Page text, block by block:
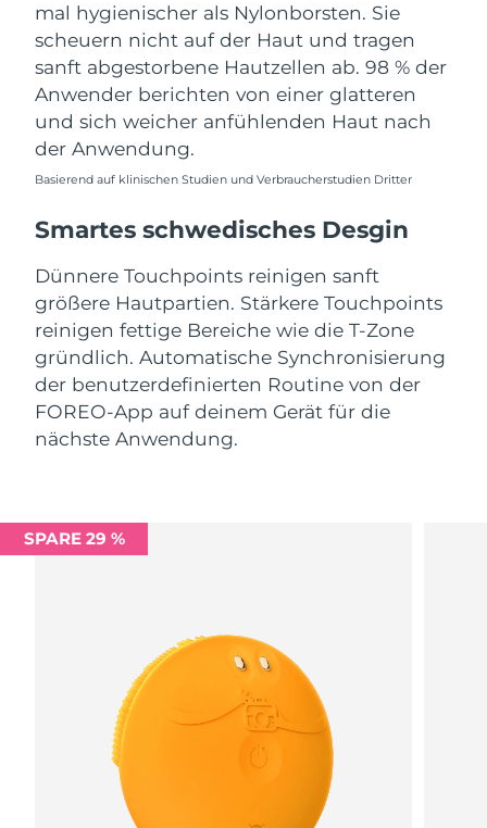
mal hygienischer als Nylonborsten. Sie
scheuern nicht auf der Haut und tragen
sanft abgestorbene Hautzellen ab. 98 % der
Anwender berichten von einer glatteren
und sich weicher anfühlenden Haut nach
der Anwendung.
Basierend auf klinischen Studien und Verbraucherstudien Dritter
Smartes schwedisches Desgin
Dünnere Touchpoints reinigen sanft
größere Hautpartien. Stärkere Touchpoints
reinigen fettige Bereiche wie die T-Zone
gründlich. Automatische Synchronisierung
der benutzerdefinierten Routine von der
FOREO-App auf deinem Gerät für die
nächste Anwendung.
SPARE 29 %